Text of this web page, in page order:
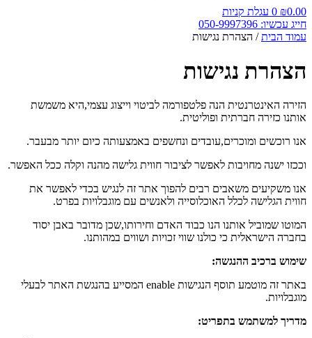
₪0.00
0 עגלת קניות
חייג עכשיו: 050-9997396
עמוד הבית/ הצהרת נגישות
הצהרת נגישות
הזירה האינטרנטית הנה פלטפורמה לביטוי וייצוג עצמי,היא משמשת
אותנו כזירה חברתית ופוליטית.
אנו רוכשים ומוכרים,עובדים ונחשפים באמצעותה כיום יותר מבעבר.
וככזו ישנה מחויבות לאפשר לציבור חווית גלישה מהנה וקלה ככל האפשר.
אנו משקיעים משאבים רבים להפוך אתר זה לנגיש בכדי לאפשר את
חווית הגלישה לכלל האוכלוסייה ולאנשים עם מוגבלויות בפרט.
המוטו שמוביל אותנו הנו כבוד האדם וחירותו,שכן מדובר באבן יסוד
בחברה הישראלית כי כולנו שווי זכויות ושווים במהותנו.
שימוש ברכיב ההנגשה:
באתר זה מוטמע תוסף הנגישות enable המסייע בהנגשת האתר לבעלי
מוגבלויות.
מדריך למשתמש בתפריט: